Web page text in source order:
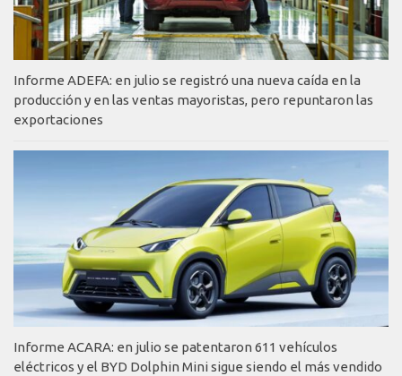
Informe ADEFA: en julio se registró una nueva caída en la
producción y en las ventas mayoristas, pero repuntaron las
exportaciones
Informe ACARA: en julio se patentaron 611 vehículos
eléctricos y el BYD Dolphin Mini sigue siendo el más vendido